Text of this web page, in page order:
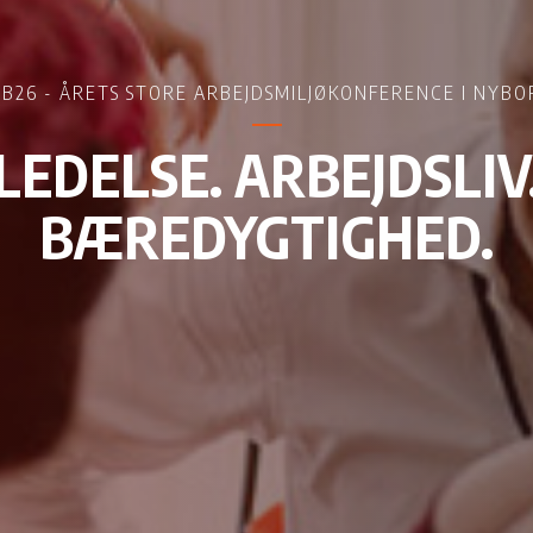
- ÅRETS STORE ARBEJDSMILJØKONFERENCE I
BÆREDYGTIGHED.